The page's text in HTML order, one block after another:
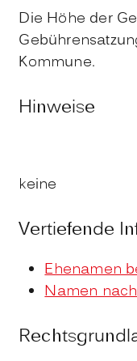
Die Höhe der
Kommune.
Hinweise
keine
Vertiefende
Ehenamen
Namen